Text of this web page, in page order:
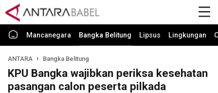
Mancanegara Bangka Belitung Lipsus Lingkungan
ANTARA Bangka Belitung
KPU Bangka wajibkan periksa kesehatan
pasangan calon peserta pilkada